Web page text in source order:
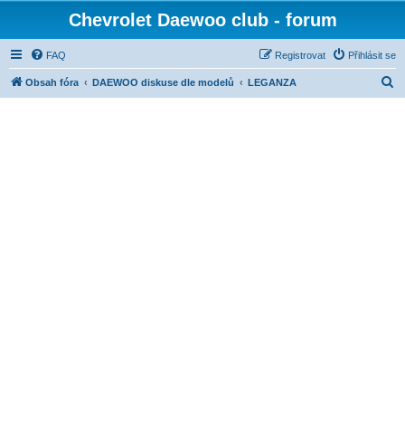
Chevrolet Daewoo club - forum
FAQ Přihlásit se
Registrovat
Obsah fóra DAEWOO diskuse dle modelů LEGANZA